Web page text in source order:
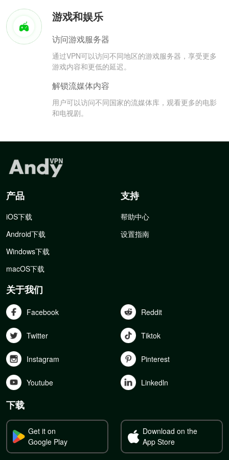
游戏和娱乐
访问游戏服务器
通过VPN可以访问不同地区的游戏服务器，享受更多
游戏内容和更低的延迟。
解锁流媒体内容
用户可以访问不同国家的流媒体库，观看更多的电影
和电视剧。
产品
iOS下载
Android下载
Windows下载
macOS下载
支持
帮助中心
设置指南
关于我们
Facebook Reddit
Twitter Tiktok
Instagram Pinterest
Youtube Linkedln
下载
Get it on
Google Play
Download on the
App Store